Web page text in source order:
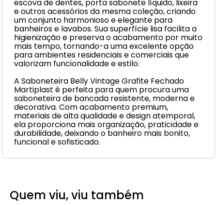
escova de dentes, porta sabonete líquido, lixeira
e outros acessórios da mesma coleção, criando
um conjunto harmonioso e elegante para
banheiros e lavabos. Sua superfície lisa facilita a
higienização e preserva o acabamento por muito
mais tempo, tornando-a uma excelente opção
para ambientes residenciais e comerciais que
valorizam funcionalidade e estilo.
A Saboneteira Belly Vintage Grafite Fechado
Martiplast é perfeita para quem procura uma
saboneteira de bancada resistente, moderna e
decorativa. Com acabamento premium,
materiais de alta qualidade e design atemporal,
ela proporciona mais organização, praticidade e
durabilidade, deixando o banheiro mais bonito,
funcional e sofisticado.
Quem viu, viu também